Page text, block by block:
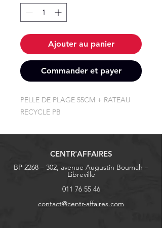
Ajouter au panier
Commander et payer
PELLE DE PLAGE 55CM + RATEAU
RECYCLE PB
CENTR'AFFAIRES
BP 2268 – 302, avenue Augustin Boumah –
Libreville
011 76 55 46
contact@centr-affaires.com